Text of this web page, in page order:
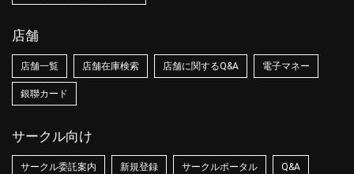
店舗
店舗一覧 店舗在庫検索 店舗に関するQ&A 電子マネー
銀聯カード
サークル向け
サークル委託案内 新規登録 サークルポータル Q&A